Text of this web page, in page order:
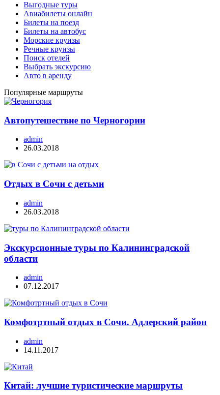
Выгодные туры
Авиабилеты онлайн
Билеты на поезд
Билеты на автобус
Морские круизы
Речные круизы
Поиск отелей
Выбрать экскурсию
Авто в аренду
Популярные маршруты
Автопутешествие по Черногории
admin
26.03.2018
Отдых в Сочи с детьми
admin
26.03.2018
Экскурсионные туры по Калининградской
области
admin
07.12.2017
Комфотртный отдых в Сочи. Адлерский район
admin
14.11.2017
Китай: лучшие туристические маршруты